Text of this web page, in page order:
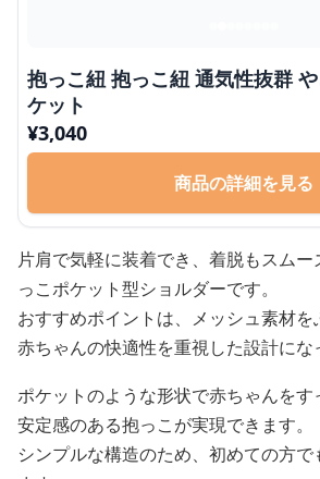
抱っこ紐 抱っこ紐 通気性抜群
ケット
¥3,040
商品の詳細を見る
片肩で気軽に装着でき、着脱もスム
っこポケット型ショルダーです。
おすすめポイントは、メッシュ素材を
赤ちゃんの快適性を重視した設計にな
ポケットのような形状で赤ちゃんをす
安定感のある抱っこが実現できます。
シンプルな構造のため、初めての方